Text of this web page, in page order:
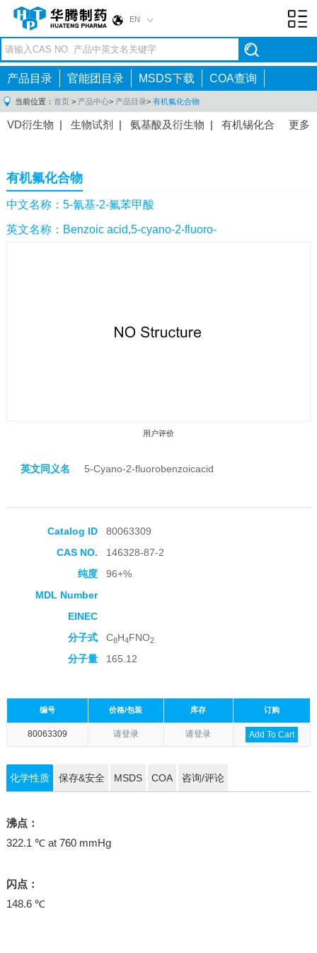
EN
产品目录 官能团目录 MSDS下载 COA查询
当前位置： 首页 > 产品中心> 产品目录> 有机氟化合物
更多
VD衍生物 | 生物试剂 | 氨基酸及衍生物 | 有机锡化合
间体|抗高血压药物中间体
感染药物中间体|
体 |抗精神病药物中间体 |抗炎药物中间体
药中间体|其他原料药中间体|
有机氟化合物
中文名称：5-氰基-2-氟苯甲酸
英文名称：Benzoic acid,5-cyano-2-fluoro-
用户评价
收藏产品
英文同义名 5-Cyano-2-fluorobenzoicacid
Catalog ID
80063309
CAS NO.
146328-87-2
纯度
96+%
MDL Number
EINEC
分子式
C8H4FNO2
分子量 165.12
编号 价格/包装 库存 订购
80063309 请登录 请登录 Add To Cart
化学性质 保存&安全 MSDS COA 咨询/评论
沸点：
322.1 ℃ at 760 mmHg
闪点：
148.6 ℃